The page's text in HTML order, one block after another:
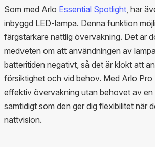
Som med Arlo Essential Spotlight , har
inbyggd LED-lampa. Denna funktion
färgstarkare nattlig övervakning. Det är
medveten om att användningen av
batteritiden negativt, så det är klokt att
försiktighet och vid behov. Med Arlo
effektiv övervakning utan behovet av en
samtidigt som den ger dig flexibilitet när
nattvision.